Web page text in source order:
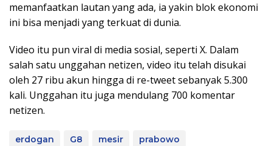
memanfaatkan lautan yang ada, ia yakin blok ekonomi
ini bisa menjadi yang terkuat di dunia.
Video itu pun viral di media sosial, seperti X. Dalam
salah satu unggahan netizen, video itu telah disukai
oleh 27 ribu akun hingga di re-tweet sebanyak 5.300
kali. Unggahan itu juga mendulang 700 komentar
netizen.
erdogan G8 mesir prabowo